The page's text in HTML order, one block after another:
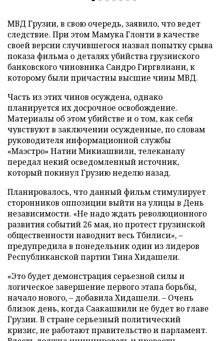
МВД Грузии, в свою очередь, заявило, что ведет
следствие. При этом Мамука Глонти в качестве
своей версии случившегося назвал попытку срыва
показа фильма о деталях убийства грузинского
банковского чиновника Сандро Гиргвлиани, к
которому были причастны высшие чины МВД.
Часть из этих чинов осуждена, однако
планируется их досрочное освобождение.
Материалы об этом убийстве и о том, как себя
чувствуют в заключении осужденные, по словам
руководителя информационной службы
«Маэстро» Натии Микиашвили, телеканалу
передал некий осведомленный источник,
который покинул Грузию неделю назад.
Планировалось, что данный фильм стимулирует
сторонников оппозиции выйти на улицы в День
независимости. «Не надо ждать революционного
развития событий 26 мая, но протест грузинской
общественности наводнит весь Тбилиси», –
предупредила в понедельник один из лидеров
Республиканской партии Тина Хидашели.
«Это будет демонстрация серьезной силы и
логическое завершение первого этапа борьбы,
начало нового, – добавила Хидашели. – Очень
близок день, когда Саакашвили не будет во главе
Грузии. В стране серьезный политический
кризис, не работают правительство и парламент.